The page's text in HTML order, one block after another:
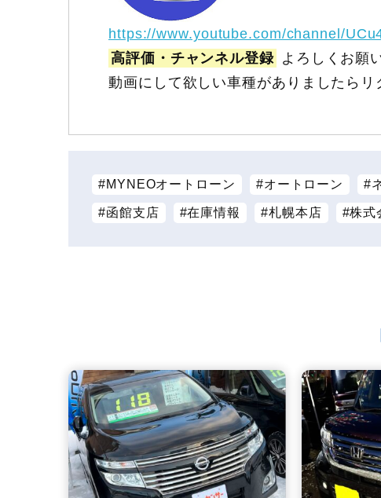
https://www.youtube.com/channel/
高評価・チャンネル登録 よろしくお願
動画にして欲しい車種がありましたら
MYNEOオートローン オートローン
函館支店 在庫情報 札幌本店 株式